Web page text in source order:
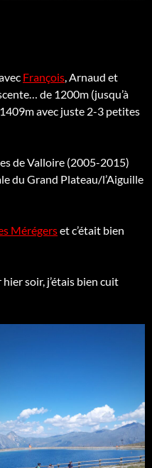
François , Arnaud et
de 1200m (jusqu’à
avec juste 2-3 petites
de Valloire (2005-2015)
du Grand Plateau/l’Aiguille
Mérégerset c’était bien
soir, j’étais bien cuit